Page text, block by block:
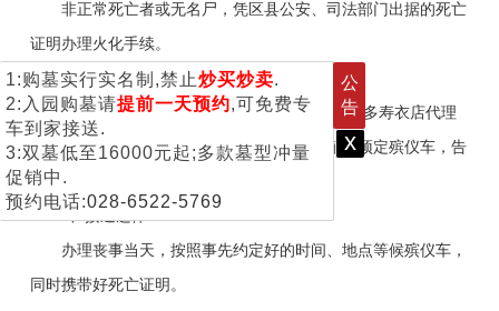
1:购墓实行实名制,禁止炒买炒卖.
2:入园购墓请提前一天预约,可免费专
车到家接送.
3:双墓低至16000元起;多款墓型冲量
促销中.
预约电话:028-6522-5769
公
告
x
非正常死亡者或无名尸，凭区县公安、司法部门出据的死亡
证明办理火化手续。
2、联系丧事业务
家属去人或打电话与殡仪服务中心联系(有很多寿衣店代理
此项业务），确定办丧事的时间，选定殡仪馆，预定殡仪车，告
别室等事宜。
3、接送遗体
办理丧事当天，按照事先约定好的时间、地点等候殡仪车，
同时携带好死亡证明。